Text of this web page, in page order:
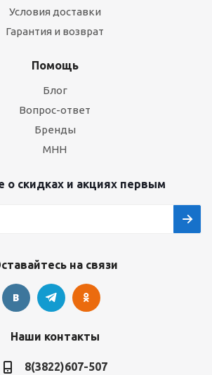
Условия доставки
Гарантия и возврат
Помощь
Блог
Вопрос-ответ
Бренды
МНН
о скидках и акциях первым
на связи
Наши контакты
8(3822)607-507